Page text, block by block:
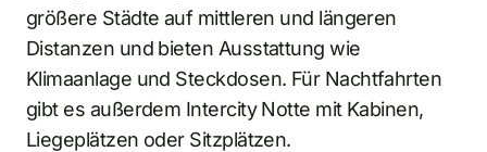
größere Städte auf mittleren und längeren
Distanzen und bieten Ausstattung wie
Klimaanlage und Steckdosen. Für Nachtfahrten
gibt es außerdem Intercity Notte mit Kabinen,
Liegeplätzen oder Sitzplätzen.